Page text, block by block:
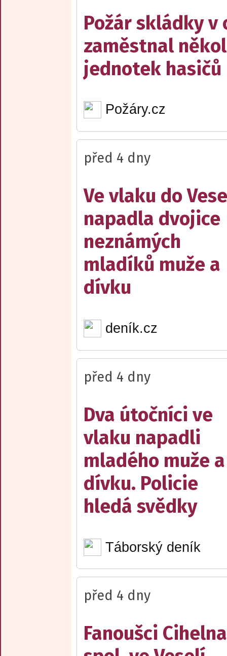
Požár skládky v
zaměstnal
jednotek hasičů
Požáry.cz
před 4 dny
Ve vlaku do
napadla dvojice
neznámých
mladíků muže a
dívku
deník.cz
před 4 dny
Dva útočníci ve
vlaku napadli
mladého muže a
dívku. Policie
hledá svědky
Táborský deník
před 4 dny
Fanoušci